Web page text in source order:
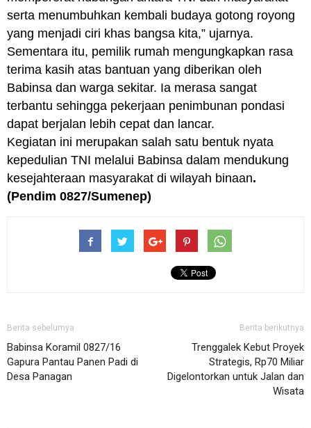
serta menumbuhkan kembali budaya gotong royong
yang menjadi ciri khas bangsa kita,” ujarnya.
Sementara itu, pemilik rumah mengungkapkan rasa
terima kasih atas bantuan yang diberikan oleh
Babinsa dan warga sekitar. Ia merasa sangat
terbantu sehingga pekerjaan penimbunan pondasi
dapat berjalan lebih cepat dan lancar.
Kegiatan ini merupakan salah satu bentuk nyata
kepedulian TNI melalui Babinsa dalam mendukung
kesejahteraan masyarakat di wilayah binaan.
(Pendim 0827/Sumenep)
Berita sebelumya
Babinsa Koramil 0827/16
Gapura Pantau Panen Padi di
Desa Panagan
Berita berikutnya
Trenggalek Kebut Proyek
Strategis, Rp70 Miliar
Digelontorkan untuk Jalan dan
Wisata